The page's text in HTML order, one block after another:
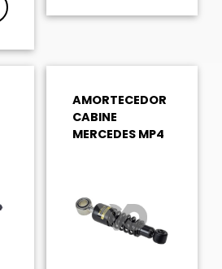
AMORTECEDOR
CABINE
MERCEDES MP4